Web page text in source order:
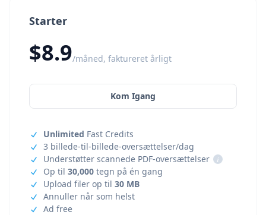
Starter
$8.9/måned, faktureret årligt
Kom Igang
Unlimited Fast Credits
3 billede-til-billede-oversættelser/dag
Understøtter scannede PDF-oversættelser
i
Op til 30,000 tegn på én gang
Upload filer op til 30 MB
Annuller når som helst
Ad free